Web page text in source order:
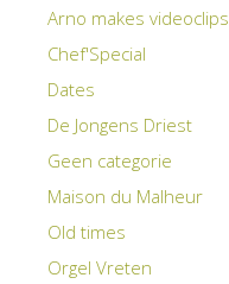
Arno makes videoclips
Chef'Special
Dates
De Jongens Driest
Geen categorie
Maison du Malheur
Old times
Orgel Vreten